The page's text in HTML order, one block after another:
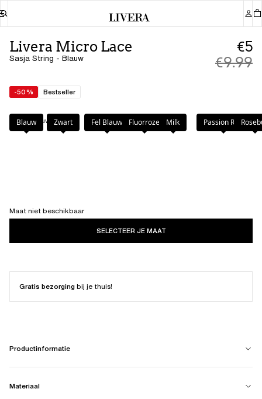
Livera Micro Lace
Sasja String - Blauw
€5
€9.99
-50% Bestseller
Kleur:Blauw
Blauw Zwart Fel Blauw Fluorroze Milk Passion Red
Maat niet beschikbaar
SELECTEER JE MAAT
Gratis bezorgingbij je thuis!
Productinformatie
Materiaal